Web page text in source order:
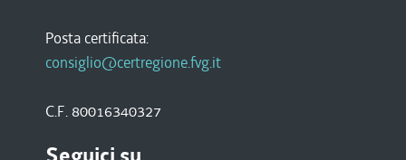
Posta certificata:
consiglio@certregione.fvg.it
C.F. 80016340327